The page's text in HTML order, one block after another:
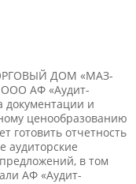
ДОМ «МАЗ-
ООО АФ «Аудит-
документации и
ценообразованию
готовить отчетность
аудиторские
в том
АФ «Аудит-